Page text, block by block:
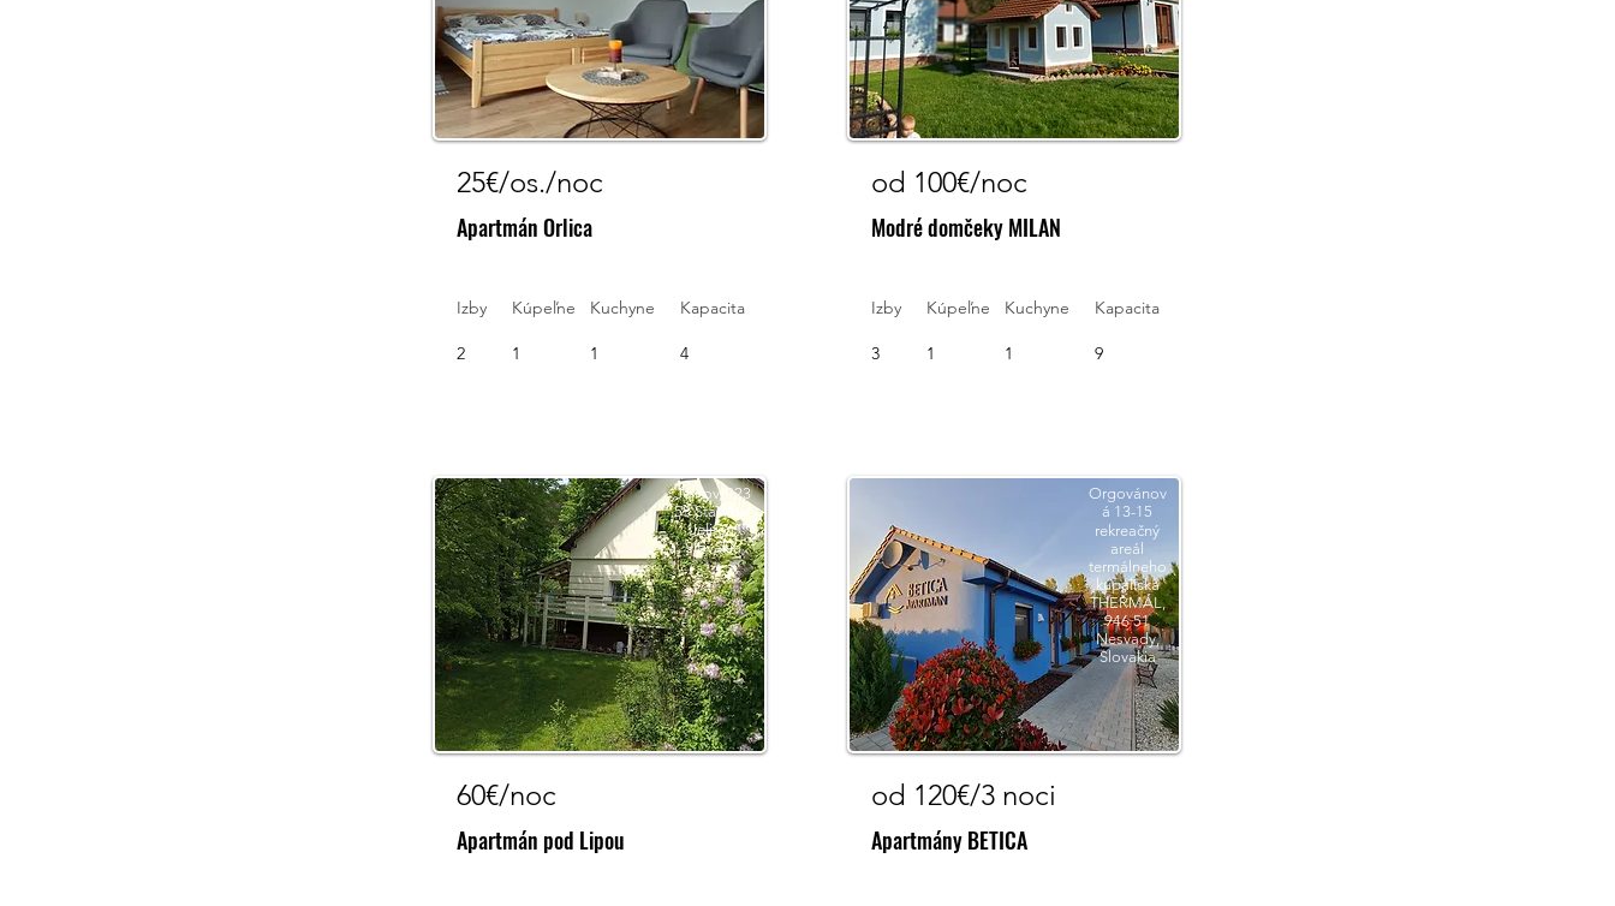
25€/os./noc
Apartmán Orlica
Izby Kúpeľne Kuchyne Kapacita
2 1 1 4
Jelitov, 023
53 Staškov-
Jelitov,
Slovakia
60€/noc
Apartmán pod Lipou
od 100€/noc
Modré domčeky MILAN
Izby Kúpeľne Kuchyne Kapacita
3 1 1 9
Orgovánov
á 13-15
rekreačný
areál
termálneho
kúpaliska
THERMÁL,
946 51
Nesvady,
Slovakia
od 120€/3 noci
Apartmány BETICA